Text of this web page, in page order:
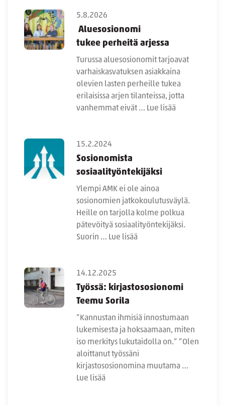
5.8.2026
Aluesosionomi
tukee perheitä arjessa
Turussa aluesosionomit tarjoavat
varhaiskasvatuksen asiakkaina
olevien lasten perheille tukea
erilaisissa arjen tilanteissa, jotta
vanhemmat eivät … Lue lisää
15.2.2024
Sosionomista
sosiaalityöntekijäksi
Ylempi AMK ei ole ainoa
sosionomien jatkokoulutusväylä.
Heille on tarjolla kolme polkua
pätevöityä sosiaalityöntekijäksi.
Suorin … Lue lisää
14.12.2025
Työssä: kirjastososionomi
Teemu Sorila
”Kannustan ihmisiä innostumaan
lukemisesta ja hoksaamaan, miten
iso merkitys lukutaidolla on.” ”Olen
aloittanut työssäni
kirjastososionomina muutama …
Lue lisää